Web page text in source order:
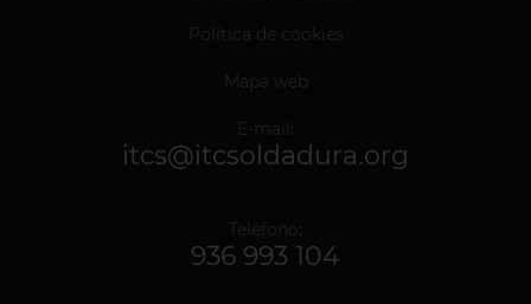
Política de cookies
Mapa web
E-mail:
itcs@itcsoldadura.org
Teléfono:
936 993 104